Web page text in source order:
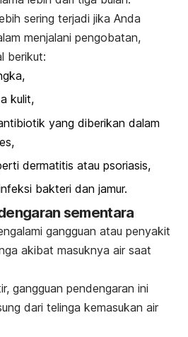
sering terjadi jika Anda
menjalani pengobatan,
berikut:
kulit,
yang diberikan dalam
dermatitis atau psoriasis,
bakteri dan jamur.
sementara
gangguan atau penyakit
akibat masuknya air saat
gangguan pendengaran ini
dari telinga kemasukan air